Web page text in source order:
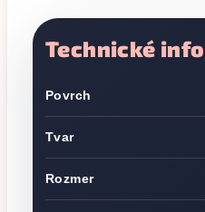
Technické
Povrch
Tvar
Rozmer